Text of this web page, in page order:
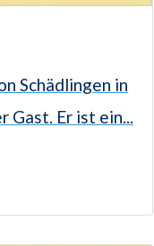
Schädlingen in
Er ist ein...